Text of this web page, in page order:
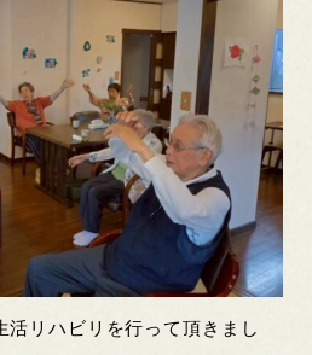
活リハビリを行って頂きまし